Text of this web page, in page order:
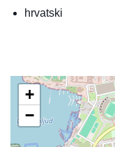
hrvatski
+
−